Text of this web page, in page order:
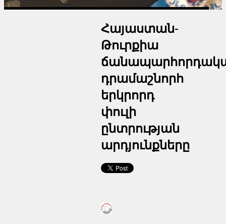
Հայաստան-
Թուրքիա
դրամաշնորհ
երկրորդ
փուլի
ընտրության
արդյունքները